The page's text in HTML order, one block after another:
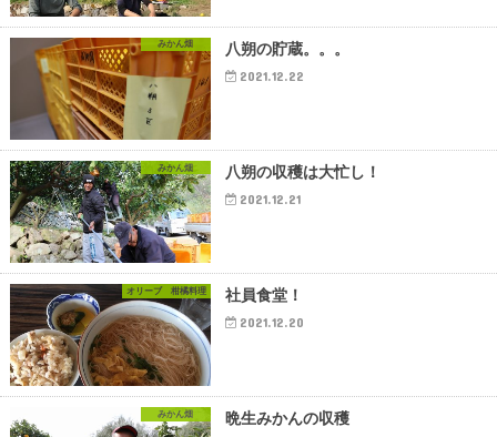
みかん畑 八朔の貯蔵。。。
2021.12.22
みかん畑 八朔の収穫は大忙し！
2021.12.21
オリーブ 柑橘料理 社員食堂！
2021.12.20
みかん畑 晩生みかんの収穫